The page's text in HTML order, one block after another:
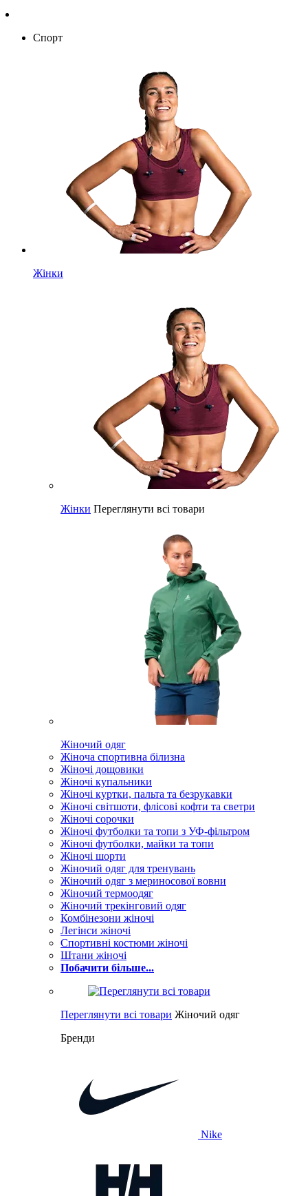
Спорт
Жінки
Жінки Переглянути всі товари
Жіночий одяг
Жіноча спортивна білизна
Жіночі дощовики
Жіночі купальники
Жіночі куртки, пальта та безрукавки
Жіночі світшоти, флісові кофти та светри
Жіночі сорочки
Жіночі футболки та топи з УФ-фільтром
Жіночі футболки, майки та топи
Жіночі шорти
Жіночий одяг для тренувань
Жіночий одяг з мериносової вовни
Жіночий термоодяг
Жіночий трекінговий одяг
Комбінезони жіночі
Легінси жіночі
Спортивні костюми жіночі
Штани жіночі
Побачити більше...
Переглянути всі товари Жіночий одяг
Бренди
Nike